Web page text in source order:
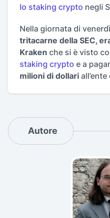
lo staking crypto negli
Nella giornata di
tritacarne della SEC,
Kraken che si è visto
staking crypto e a
milioni di dollari
Autore